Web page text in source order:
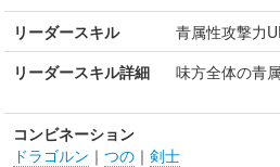
リーダースキル
青属性攻撃力
リーダースキル詳細
味方全体の青
コンビネーション
ドラゴルン ｜ つの ｜ 剣士